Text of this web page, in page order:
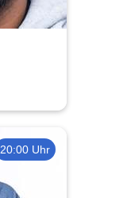
20:00 Uhr